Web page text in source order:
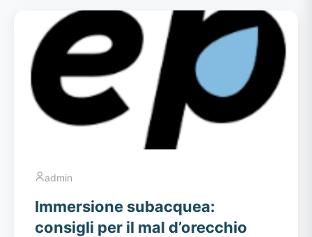
admin
Immersione subacquea:
consigli per il mal d’orecchio